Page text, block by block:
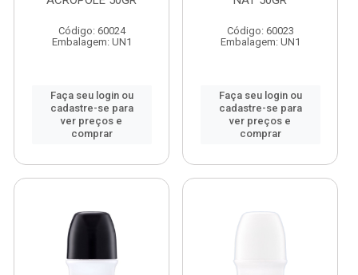
Código: 60024
Embalagem: UN1
Faça seu login ou
cadastre-se para
ver preços e
comprar
Código: 60023
Embalagem: UN1
Faça seu login ou
cadastre-se para
ver preços e
comprar